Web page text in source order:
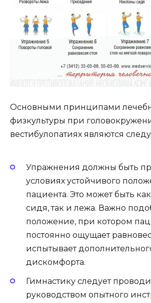
Основными принципами
физкультуры при
вестибулопатиях являются
Упражнения должны быть
условиях устойчивого
пациента. Это может быть
сидя, так и лежа. Важно
положение, при котором
постоянно ощущает
испытывает
дискомфорта.
Гимнастику следует
руководством опытного